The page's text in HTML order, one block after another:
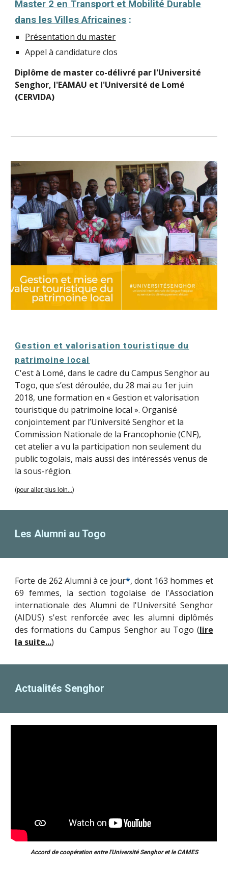
Master 2 en Transport et Mobilité Durable
dans les Villes Africaines :
Présentation du master
Appel à candidature clos
Diplôme de master co-délivré par l'Université
Senghor, l'EAMAU et l'Université de Lomé
(CERVIDA)
Gestion et valorisation touristique du
patrimoine local
C'est à Lomé, dans le cadre du Campus Senghor au
Togo, que s’est déroulée, du 28 mai au 1er juin
2018, une formation en « Gestion et valorisation
touristique du patrimoine local ». Organisé
conjointement par l’Université Senghor et la
Commission Nationale de la Francophonie (CNF),
cet atelier a vu la participation non seulement du
public togolais, mais aussi des intéressés venus de
la sous-région.
(pour aller plus loin...)
Les Alumni au Togo
Forte de 262 Alumni à ce jour*, dont 163 hommes et
69 femmes, la section togolaise de l'Association
internationale des Alumni de l'Université Senghor
(AIDUS) s'est renforcée avec les alumni diplômés
des formations du Campus Senghor au Togo (lire
la suite...)
Actualités Senghor
Accord de coopération entre l'Université Senghor et le CAMES